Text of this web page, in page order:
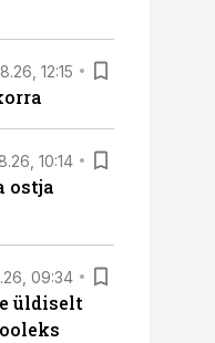
12:15
10:14
ostja
09:34
üldiselt